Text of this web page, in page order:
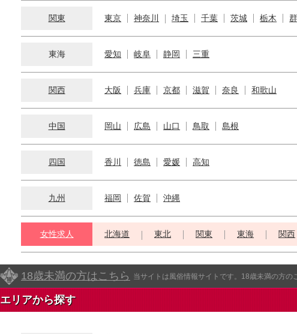
関東 東京 神奈川 埼玉 千葉 茨城 栃木
東海 愛知 岐阜 静岡 三重
関西 大阪 兵庫 京都 滋賀 奈良 和歌山
中国 岡山 広島 山口 鳥取 島根
四国 香川 徳島 愛媛 高知
九州 福岡 佐賀 沖縄
女性求人 北海道 東北 関東 東海 関西
18歳未満の方はこちら 当サイトは風俗情報サイトです。18歳未満の方の
エリアから探す